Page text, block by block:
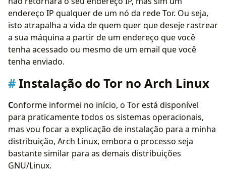
endereço IP qualquer de um nó da rede Tor. Ou seja,
isto atrapalha a vida de quem quer que deseje rastrear
a sua máquina a partir de um endereço que você
tenha acessado ou mesmo de um email que você
tenha enviado.
Instalação do Tor no Arch Linux
Conforme informei no início, o Tor está disponível
para praticamente todos os sistemas operacionais,
mas vou focar a explicação de instalação para a minha
distribuição, Arch Linux, embora o processo seja
bastante similar para as demais distribuições
GNU/Linux.